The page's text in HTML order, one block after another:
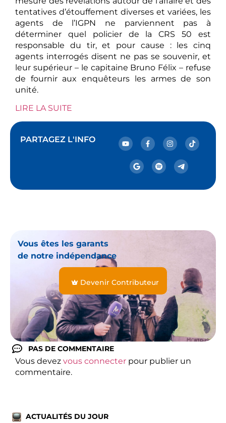
tentatives d’étouffement diverses et variées, les
agents de l’IGPN ne parviennent pas à
déterminer quel policier de la CRS 50 est
responsable du tir, et pour cause : les cinq
agents interrogés disent ne pas se souvenir, et
leur supérieur – le capitaine Bruno Félix – refuse
de fournir aux enquêteurs les armes de son
unité.
LIRE LA SUITE
PARTAGEZ L'INFO
Vous êtes les garants
de notre indépendance
Devenir Contributeur
PAS DE COMMENTAIRE
Vous devez vous connecter pour publier un
commentaire.
ACTUALITÉS DU JOUR